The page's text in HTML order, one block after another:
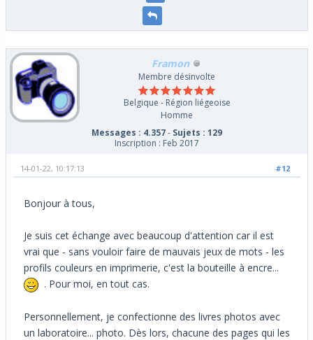
Framon
Membre désinvolte
Belgique - Région liégeoise
Homme
Messages : 4.357- Sujets : 129
Inscription : Feb 2017
#12
14-01-22, 10:17:13
Bonjour à tous,
Je suis cet échange avec beaucoup d'attention car il est
vrai que - sans vouloir faire de mauvais jeux de mots - les
profils couleurs en imprimerie, c'est la bouteille à encre...
. Pour moi, en tout cas.
Personnellement, je confectionne des livres photos avec
un laboratoire... photo. Dès lors, chacune des pages qui les